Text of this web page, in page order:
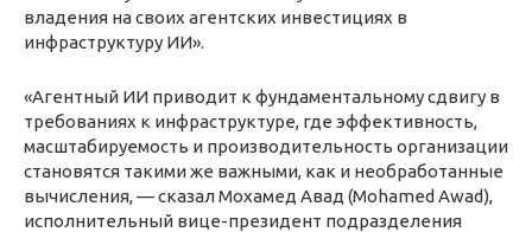
владения на своих агентских инвестициях в
инфраструктуру ИИ».
«Агентный ИИ приводит к фундаментальному сдвигу в
требованиях к инфраструктуре, где эффективность,
масштабируемость и производительность организации
становятся такими же важными, как и необработанные
вычисления, — сказал Мохамед Авад (Mohamed Awad),
исполнительный вице-президент подразделения